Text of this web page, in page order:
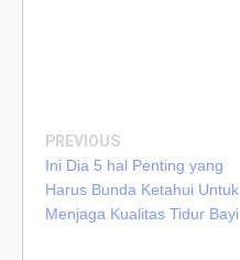
PREVIOUS
Ini Dia 5 hal Penting yang
Harus Bunda Ketahui Untuk
Menjaga Kualitas Tidur Bayi